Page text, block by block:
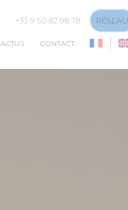
+33 9 50 82 98 78 RÉSEAU
ACTUS CONTACT